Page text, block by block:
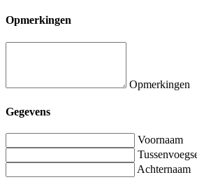
Opmerkingen
Opmerkingen
Gegevens
Voornaam
Achternaam